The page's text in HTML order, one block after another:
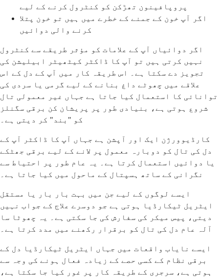
پروپافینون تھڑکن کو کنٹرول کرنے کے لیے
اگر آپ خون کے جمنے کے خطرے میں ہیں تو خون پتلا
کرنے والی دوائیں
اگر دوائیاں آپ کے علامات کو مؤثر طریقے سے کنٹرول
نہیں کرتی ہیں تو آپ کا ڈاکٹر کیٹھیٹر ابیلیشن کی
تجویز دے سکتا ہے۔ اس طریقہ کار میں آپ کے دل کے اس
علاقے میں چھوٹے داغ بنانے کے لیے گرمی یا سردی کی
توانائی کا استعمال کیا جاتا ہے جہاں غیر معمولی تال
شروع ہوتی ہے، بنیادی طور پر پریشان کن برقی سگنلز
کو "بند" کر دیتی ہے۔
کارڈیوورژن ایک اور آپشن ہے جہاں آپ کا ڈاکٹر آپ کے
دل کی تال کو دوبارہ معمول پر لانے کے لیے برقی جھٹکے
یا دوائیں استعمال کرتا ہے۔ یہ عام طور پر احتیاط سے
نگرانی کے ساتھ ہسپتال کے ماحول میں کیا جاتا ہے۔
ایسے لوگوں کے لیے جن میں بہت بار بار یا مستقل
ایٹریل ٹیکارڈیا ہوتی ہے جو دوسرے علاج کے جواب نہیں
دیتی، پیس میکر کی سفارش کی جا سکتی ہے۔ یہ چھوٹا سا
آلہ عام دل کی تال کو برقرار رکھنے میں مدد کرتا ہے۔
ایسے نایاب واقعات میں جہاں ایٹریل ٹیکارڈیا دل کے
برقی نظام کے کسی حصے کے زیادہ فعال ہونے کی وجہ سے
ہوتی ہے، سرجری کے طریقہ کار پر غور کیا جا سکتا ہے،